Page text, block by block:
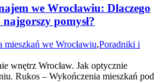
we Wrocławiu: Dlaczego
pomysł?
mieszkań we Wrocławiu,Poradniki i
wnętrz Wrocław. Jak optycznie
Rukos – Wykończenia mieszkań pod